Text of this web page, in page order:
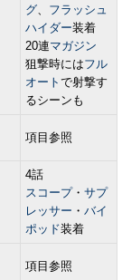
グ、 フラッシュ
ハイダー装着
20連マガジン
狙撃時にはフル
オート で射撃す
るシーンも
項目参照
4話
スコープ・ サプ
レッサー ・ バイ
ポッド装着
項目参照